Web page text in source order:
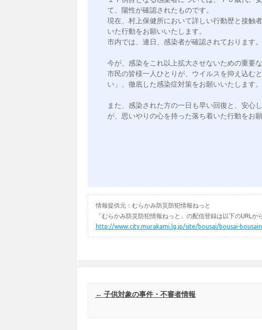
て、陽性が確認されたものです。
現在、村上保健所において詳しい行動歴と接触
いた行動をお願いいたします。
市内では、連日、感染者が確認されております。
今が、感染をこれ以上拡大させないための重要
市民の皆様一人ひとりが、ウイルスを抑え込む
い」、徹底した感染症対策をお願いいたします。
また、感染された方の一日も早い回復と、安心
が、思いやりの心を持った落ち着いた行動をお願
情報提供元：むらかみ防災防犯情報ねっと
「むらかみ防災防犯情報ねっと」の配信登録は以下のURLから
http://www.city.murakami.lg.jp/site/bousai/bousai-
Post navigation
← 子供対象の事件・不審者情報